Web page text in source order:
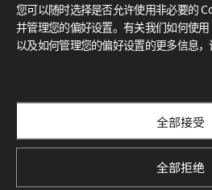
探索创新项目、独特色彩与最新新闻
您可以随时选择是否允许使用非必要的
并管理您的偏好设置。有关我们如何使用
以及如何管理您的偏好设置的更多信息
全部接受
全部拒绝